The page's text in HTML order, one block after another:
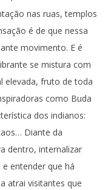
nas ruas, templos
é de que nessa
movimento. E é
se mistura com
elevada, fruto de toda
como Buda
dos indianos:
Diante da
dentro, internalizar
entender que há
atrai visitantes que